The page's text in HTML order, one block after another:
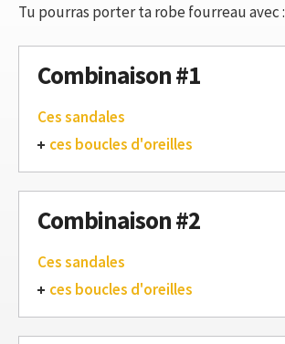
Tu pourras porter ta robe fourreau avec :
Combinaison #1
Ces sandales
ces boucles d'oreilles
Combinaison #2
Ces sandales
ces boucles d'oreilles